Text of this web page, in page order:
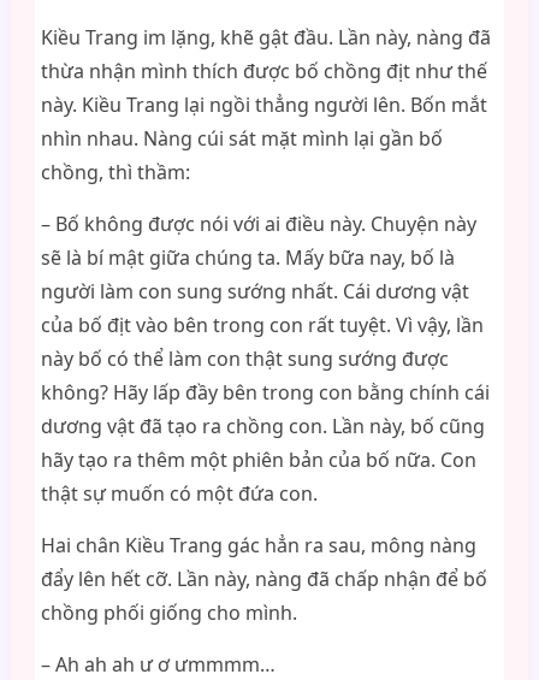
Kiều Trang im lặng, khẽ gật đầu. Lần này, nàng đã
thừa nhận mình thích được bố chồng địt như thế
này. Kiều Trang lại ngồi thẳng người lên. Bốn mắt
nhìn nhau. Nàng cúi sát mặt mình lại gần bố
chồng, thì thầm:
– Bố không được nói với ai điều này. Chuyện này
sẽ là bí mật giữa chúng ta. Mấy bữa nay, bố là
người làm con sung sướng nhất. Cái dương vật
của bố địt vào bên trong con rất tuyệt. Vì vậy, lần
này bố có thể làm con thật sung sướng được
không? Hãy lấp đầy bên trong con bằng chính cái
dương vật đã tạo ra chồng con. Lần này, bố cũng
hãy tạo ra thêm một phiên bản của bố nữa. Con
thật sự muốn có một đứa con.
Hai chân Kiều Trang gác hẳn ra sau, mông nàng
đẩy lên hết cỡ. Lần này, nàng đã chấp nhận để bố
chồng phối giống cho mình.
– Ah ah ah ư ơ ưmmmm…